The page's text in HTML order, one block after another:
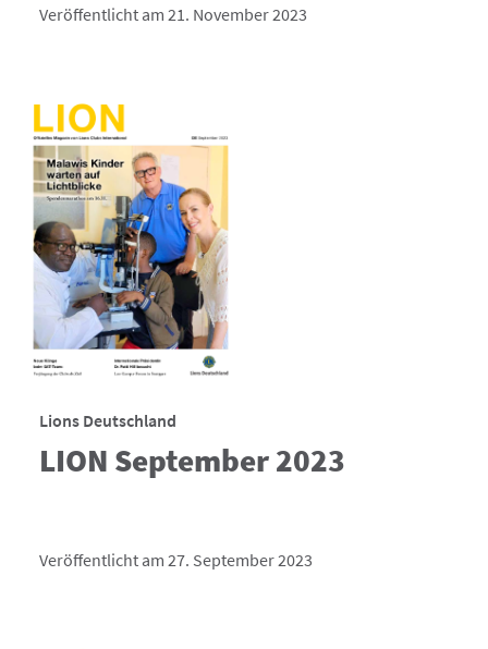
Veröffentlicht am 21. November 2023
Lions Deutschland
LION September 2023
Veröffentlicht am 27. September 2023